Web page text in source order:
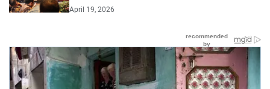
April 19, 2026